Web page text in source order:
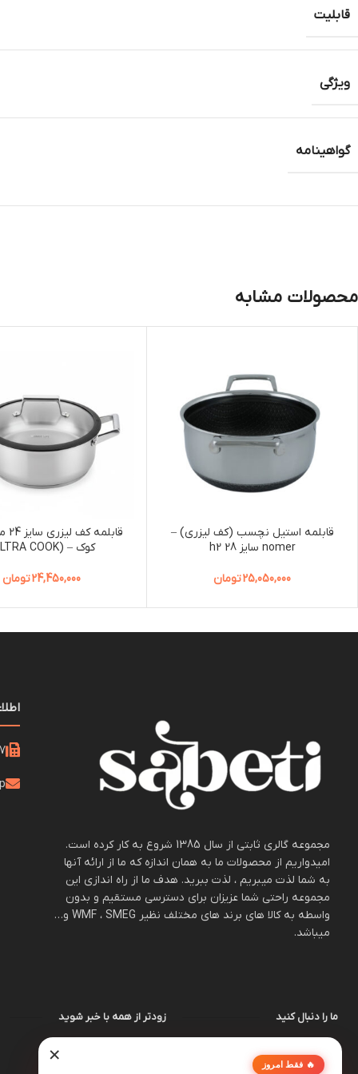
قابلیت
ویژگی
گواهینامه
محصولات مشابه
قابلمه استیل نچسب (کف لیزری) –
nomer سایز 28 h2
25,050,000تومان
کوک – (ULTRA COOK)
24,450,000تومان
مجموعه گالری ثابتی از سال 1385 شروع به کار کرده است.
امیدواریم از محصولات ما به همان اندازه که ما از ارائه آنها
به شما لذت میبریم ، لذت ببرید. هدف ما از راه اندازی این
مجموعه راحتی شما عزیزان برای دسترسی مستقیم و بدون
واسطه به کالا های برند های مختلف نظیر WMF ، SMEG و…
میباشد.
ما را دنبال کنید زودتر از همه با خبر شوید
× 🔥 فقط امروز